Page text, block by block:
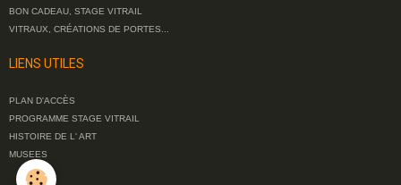
BON CADEAU, STAGE VITRAIL
VITRAUX, CRÉATIONS DE PORTES...
LIENS UTILES
PLAN D'ACCÈS
PROGRAMME STAGE VITRAIL
HISTOIRE DE L' ART
MUSEES